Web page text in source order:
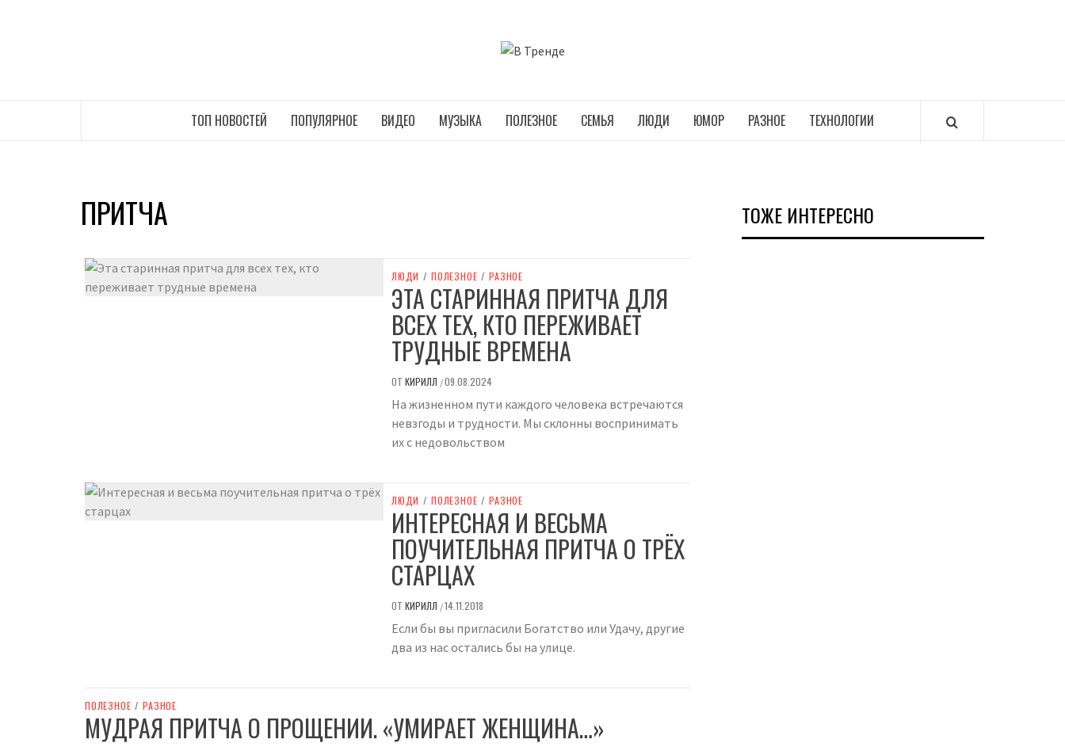
ТОП НОВОСТЕЙ ПОПУЛЯРНОЕ ВИДЕО МУЗЫКА ПОЛЕЗНОЕ СЕМЬЯ ЛЮДИ ЮМОР РАЗНОЕ ТЕХНОЛОГИИ
ПРИТЧА
ЛЮДИ / ПОЛЕЗНОЕ / РАЗНОЕ
ЭТА СТАРИННАЯ ПРИТЧА ДЛЯ
ВСЕХ ТЕХ, КТО ПЕРЕЖИВАЕТ
ТРУДНЫЕ ВРЕМЕНА
ОТ КИРИЛЛ /09.08.2024
На жизненном пути каждого человека встречаются
невзгоды и трудности. Мы склонны воспринимать
их с недовольством
ЛЮДИ / ПОЛЕЗНОЕ / РАЗНОЕ
ИНТЕРЕСНАЯ И ВЕСЬМА
ПОУЧИТЕЛЬНАЯ ПРИТЧА О ТРЁХ
СТАРЦАХ
ОТ КИРИЛЛ /14.11.2018
Если бы вы пригласили Богатство или Удачу, другие
два из нас остались бы на улице.
ПОЛЕЗНОЕ / РАЗНОЕ
МУДРАЯ ПРИТЧА О ПРОЩЕНИИ. «УМИРАЕТ ЖЕНЩИНА…»
ТОЖЕ ИНТЕРЕСНО